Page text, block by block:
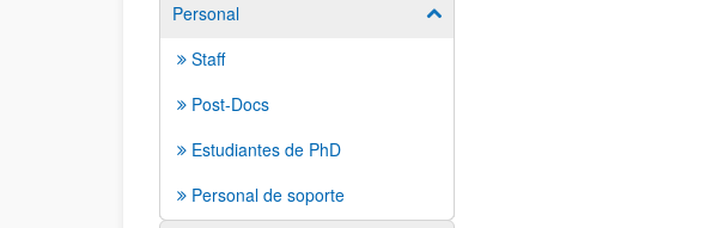
Personal
Mostrar/ocultar subpáginas
Staff
Post-Docs
Estudiantes de PhD
Personal de soporte